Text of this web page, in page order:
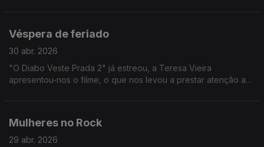
Véspera de feriado
30 abr. 2026
"O Diabo Veste Prada 2" já estreou, a Teresa Vieira
apresentou-nos o filme, o que nos levou a prestar atenção a
Mulheres no Rock
29 abr. 2026